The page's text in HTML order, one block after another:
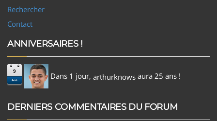
Rechercher
Contact
ANNIVERSAIRES !
9
Aoû Dans 1 jour, arthurknows aura 25 ans !
DERNIERS COMMENTAIRES DU FORUM